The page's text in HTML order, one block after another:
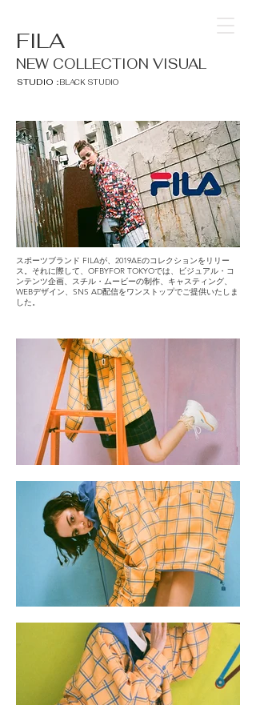
FILA
NEW COLLECTION VISUAL
STUDIO：BLACK STUDIO
スポーツブランド FILAが、2019AEのコレクションをリリー
ス。それに際して、OFBYFOR TOKYOでは、ビジュアル・コ
ンテンツ企画、スチル・ムービーの制作、キャスティング、
WEBデザイン、SNS AD配信をワンストップでご提供いたしま
した。